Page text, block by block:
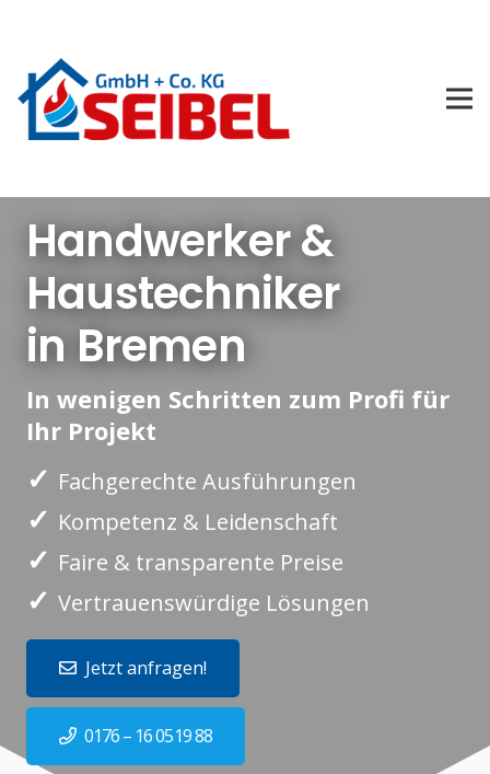
Handwerker &
Haustechniker
in Bremen
In wenigen Schritten zum Profi für
Ihr Projekt
✓ Fachgerechte Ausführungen
✓ Kompetenz & Leidenschaft
✓ Faire & transparente Preise
✓ Vertrauenswürdige Lösungen
Jetzt anfragen!
0176 – 16 0519 88